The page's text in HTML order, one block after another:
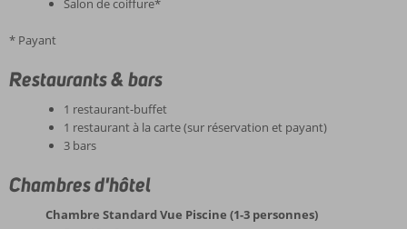
Salon de coiffure*
* Payant
Restaurants & bars
1 restaurant-buffet
1 restaurant à la carte (sur réservation et payant)
3 bars
Chambres d'hôtel
Chambre Standard Vue Piscine (1-3 personnes)